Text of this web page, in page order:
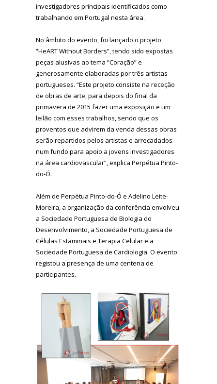
investigadores principais identificados como
trabalhando em Portugal nesta área.
No âmbito do evento, foi lançado o projeto
“HeART Without Borders”, tendo sido expostas
peças alusivas ao tema “Coração” e
generosamente elaboradas por três artistas
portugueses. “Este projeto consiste na receção
de obras de arte, para depois do final da
primavera de 2015 fazer uma exposição e um
leilão com esses trabalhos, sendo que os
proventos que advirem da venda dessas obras
serão repartidos pelos artistas e arrecadados
num fundo para apoio a jovens investigadores
na área cardiovascular”, explica Perpétua Pinto-
do-Ó.
Além de Perpétua Pinto-do-Ó e Adelino Leite-
Moreira, a organização da conferência envolveu
a Sociedade Portuguesa de Biologia do
Desenvolvimento, a Sociedade Portuguesa de
Células Estaminais e Terapia Celular e a
Sociedade Portuguesa de Cardiologia. O evento
registou a presença de uma centena de
participantes.